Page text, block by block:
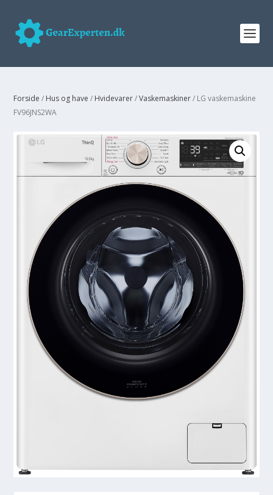
Forside / Hus og have / Hvidevarer/Vaskemaskiner/ LG vaskemaskine
FV96JNS2WA